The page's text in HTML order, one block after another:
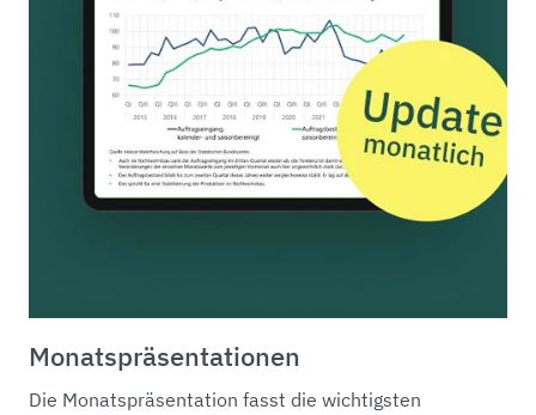
Monatspräsentationen
Die Monatspräsentation fasst die wichtigsten